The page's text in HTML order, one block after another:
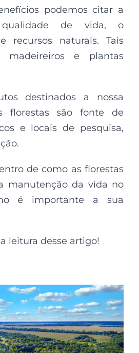
podemos citar a
de vida, o
recursos naturais. Tais
madeireiros e plantas
destinados a nossa
florestas são fonte de
e locais de pesquisa,
de como as florestas
manutenção da vida no
é importante a sua
leitura desse artigo!